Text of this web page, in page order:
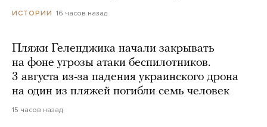
ИСТОРИИ 16 часов назад
Пляжи Геленджика начали закрывать
на фоне угрозы атаки беспилотников.
3 августа из-за падения украинского дрона
на один из пляжей погибли семь человек
15 часов назад